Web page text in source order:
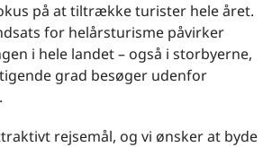
på at tiltrække turister hele året.
for helårsturisme påvirker
i hele landet – også i storbyerne,
grad besøger udenfor
rejsemål, og vi ønsker at byde